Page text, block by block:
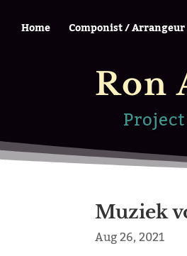
Home Componist / Arrangeur
Ron
Project
Muziek
Aug 26, 2021